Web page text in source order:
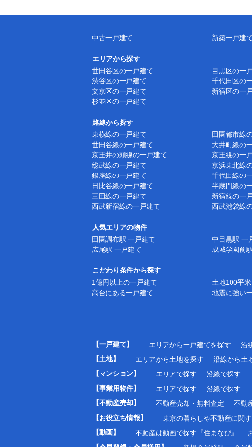
中古一戸建て 新築一戸建て
エリアから探す
世田谷区の一戸建て
目黒区の一
渋谷区の一戸建て
千代田区の
文京区の一戸建て
新宿区の一
杉並区の一戸建て
路線から探す
東横線の一戸建て
田園都市線
世田谷線の一戸建て
大井町線の
京王井の頭線の一戸建て
京王線の一
総武線の一戸建て
京浜東北線
銀座線の一戸建て
千代田線の
日比谷線の一戸建て
半蔵門線の
三田線の一戸建て
新宿線の一
西武新宿線の一戸建て
西武池袋線
人気エリアの物件
田園調布駅 一戸建て
中目黒駅 一
広尾駅 一戸建て
成城学園前
こだわり条件から探す
1億円以上の一戸建て
土地100平
高台にある一戸建て
地震に強い
【一戸建て】 エリアから一戸建てを探す
沿
【土地】
エリアから土地を探す
沿線から土
【マンション】
エリアで探す
沿線で探す
【事業用物件】
エリアで探す
沿線で探す
【不動産売却】
不動産売却・無料査定
不動
【お役立ち情報】
東京の暮らしや不動産に関
【動画】
不動産は動画で探す『住まなび』